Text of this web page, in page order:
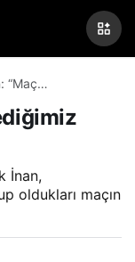
“Maç
İnan,
oldukları maçın
Paylaş